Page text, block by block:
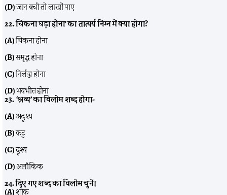
(D)जान बची तो लाखों पाए
22. चिकना घड़ा होना’ का तात्पर्य निम्न में क्या होगा?
(A)चिकना होना
(B)समृद्ध होना
(C)निर्लज्ज होना
(D)भयभीत होना
23. ‘श्रव्य’ का विलोम शब्द होगा-
(A)अदृश्य
(B)कटु
(C)दृश्य
(D)अलौकिक
24. दिए गए शब्द का विलोम चुनें।
(A)शोक